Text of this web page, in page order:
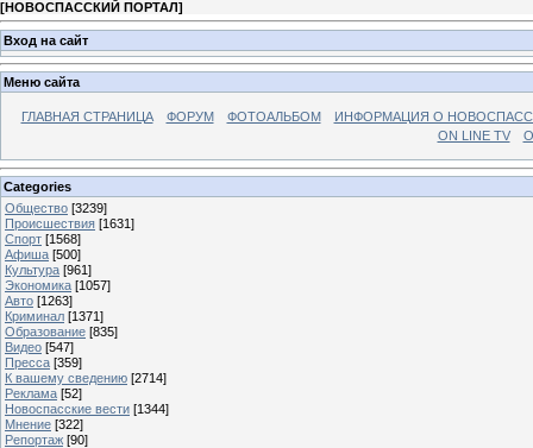
[НОВОСПАССКИЙ ПОРТАЛ]
Вход на сайт
Меню сайта
ГЛАВНАЯ СТРАНИЦА ФОРУМ ФОТОАЛЬБОМ
ИНФОРМАЦИЯ О
ON LINE TV
Categories
Общество [3239]
Происшествия [1631]
Спорт [1568]
Афиша [500]
Культура [961]
Экономика [1057]
Авто [1263]
Криминал [1371]
Образование [835]
Видео [547]
Пресса [359]
К вашему сведению [2714]
Реклама [52]
Новоспасские вести [1344]
Мнение [322]
Репортаж [90]